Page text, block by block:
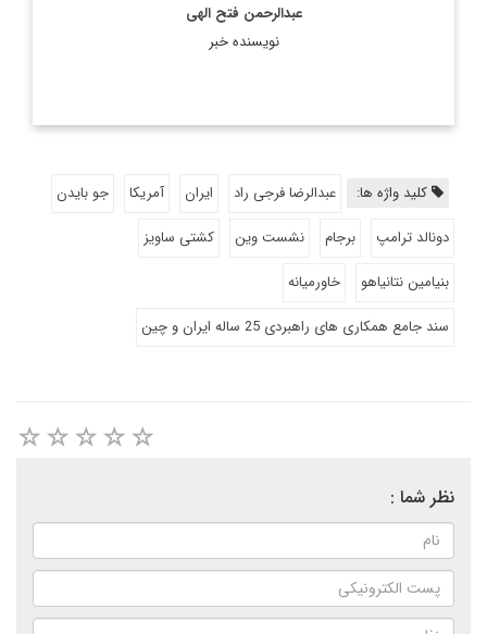
عبدالرحمن فتح الهی
نویسنده خبر
کلید واژه ها: عبدالرضا فرجی راد ایران آمریکا
جو بایدن
دونالد ترامپ
برجام نشست وین
کشتی ساویز
بنیامین نتانیاهو
خاورمیانه
سند جامع همکاری های راهبردی 25 ساله ایران و چین
نظر شما :